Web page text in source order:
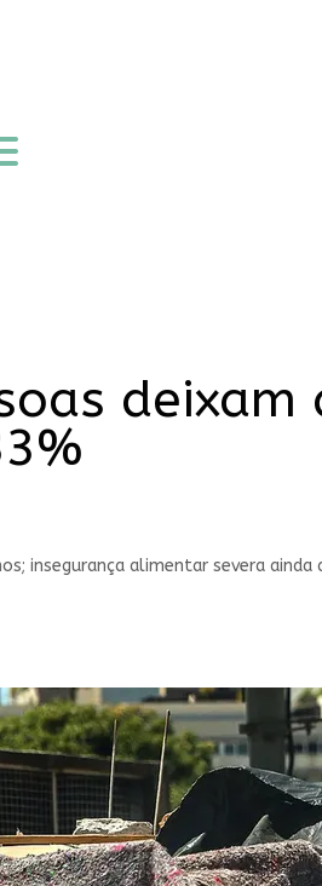
insegurança alimentar severa